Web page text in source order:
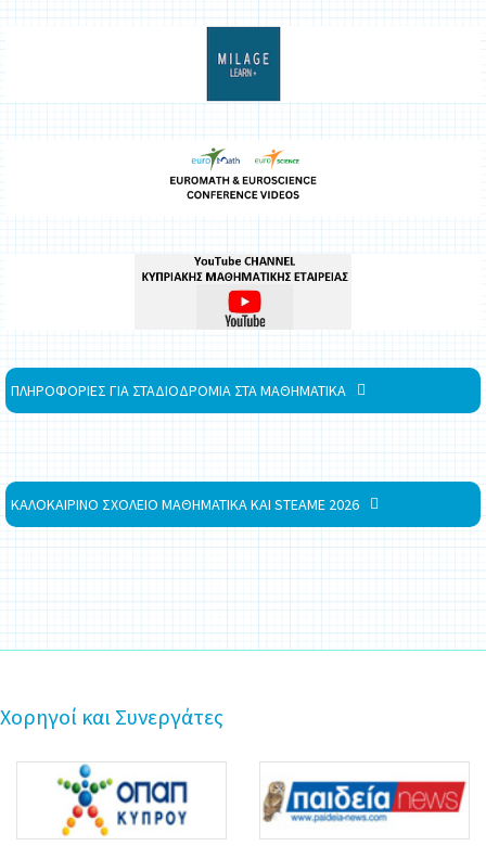
ΠΛΗΡΟΦΟΡΙΕΣ ΓΙΑ ΣΤΑΔΙΟΔΡΟΜΙΑ ΣΤΑ ΜΑΘΗΜΑΤΙΚΑ
ΚΑΛΟΚΑΙΡΙΝΟ ΣΧΟΛΕΙΟ ΜΑΘΗΜΑΤΙΚΑ ΚΑΙ STEAME 2026
Χορηγοί και Συνεργάτες